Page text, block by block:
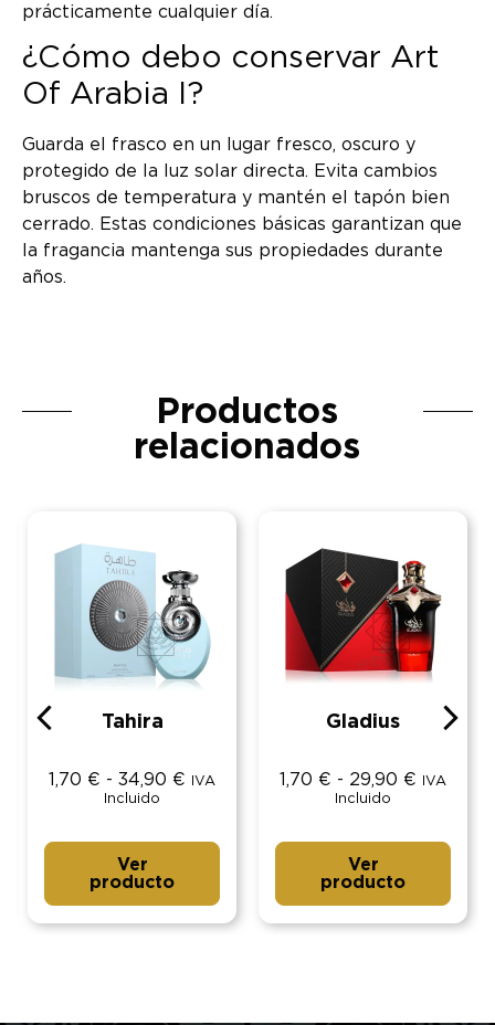
prácticamente cualquier día.
¿Cómo debo conservar Art
Of Arabia I?
Guarda el frasco en un lugar fresco, oscuro y
protegido de la luz solar directa. Evita cambios
bruscos de temperatura y mantén el tapón bien
cerrado. Estas condiciones básicas garantizan que
la fragancia mantenga sus propiedades durante
años.
Productos
relacionados
Tahira
1,70 € - 34,90 €
IVA
Incluido
Ver
producto
Gladius
1,70 € - 29,90 €
IVA
Incluido
Ver
producto